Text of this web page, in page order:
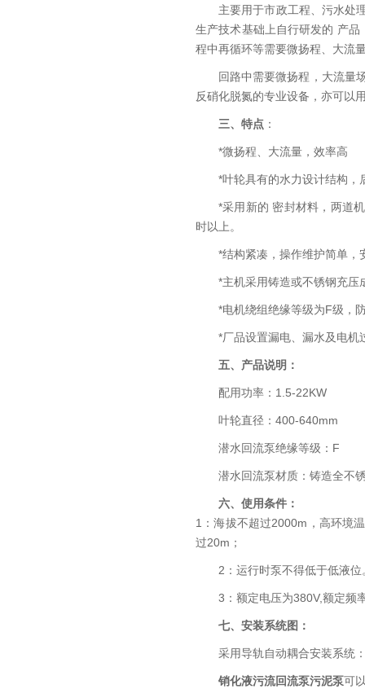
主要用于市政工程、污水处
生产技术基础上自行研发的 产
程中再循环等需要微扬程、大流
回路中需要微扬程，大流量
反硝化脱氮的专业设备，亦可以
三、特点 ：
*微扬程、大流量，效率高
*叶轮具有的水力设计结构，
*采用新的 密封材料，两道
时以上。
*结构紧凑，操作维护简单，
*主机采用铸造或不锈钢充压
*电机绕组绝缘等级为F级，
*厂品设置漏电、漏水及电机
五、产品说明：
配用功率：1.5-22KW
叶轮直径：400-640mm
潜水回流泵绝缘等级：F
潜水回流泵材质：铸造全不
六、使用条件：
1：海拔不超过2000m，高环境
过20m；
2：运行时泵不得低于低液位
3：额定电压为380V,额定频
七、安装系统图：
采用导轨自动耦合安装系统
销化液污流回流泵污泥泵可